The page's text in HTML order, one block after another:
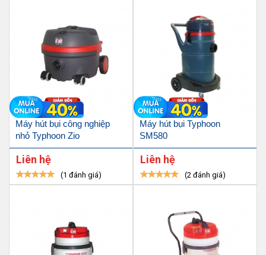
Máy hút bụi công nghiệp
nhỏ Typhoon Zio
Liên hệ
(1 đánh giá)
Máy hút bụi Typhoon
SM580
Liên hệ
(2 đánh giá)